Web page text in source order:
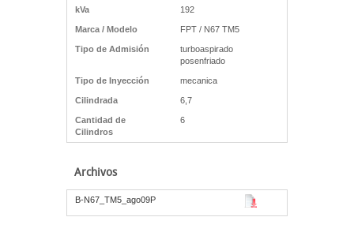
kVa 192
Marca / Modelo FPT / N67 TM5
Tipo de Admisión
turboaspirado
posenfriado
Tipo de Inyección mecanica
Cilindrada 6,7
Cantidad de
Cilindros
6
Archivos
B-N67_TM5_ago09P